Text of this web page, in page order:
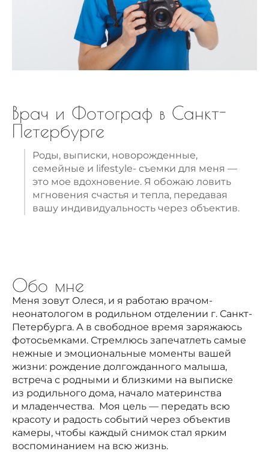
Врач и Фотограф в Санкт-
Петербурге
Роды, выписки, новорожденные,
семейные и lifestyle- съемки для меня —
это мое вдохновение. Я обожаю ловить
мгновения счастья и тепла, передавая
вашу индивидуальность через объектив.
Обо мне
Меня зовут Олеся, и я работаю врачом-
неонатологом в родильном отделении г. Санкт-
Петербурга. А в свободное время заряжаюсь
фотосьемками. Стремлюсь запечатлеть самые
нежные и эмоциональные моменты вашей
жизни: рождение долгожданного малыша,
встреча с родными и близкими на выписке
из родильного дома, начало материнства
и младенчества. Моя цель — передать всю
красоту и радость событий через объектив
камеры, чтобы каждый снимок стал ярким
воспоминанием на всю жизнь.